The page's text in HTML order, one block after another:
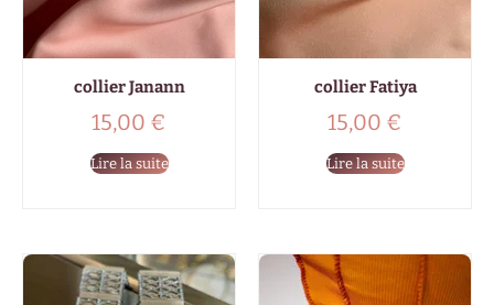
collier Janann
15,00 €
Lire la suite
collier Fatiya
15,00 €
Lire la suite